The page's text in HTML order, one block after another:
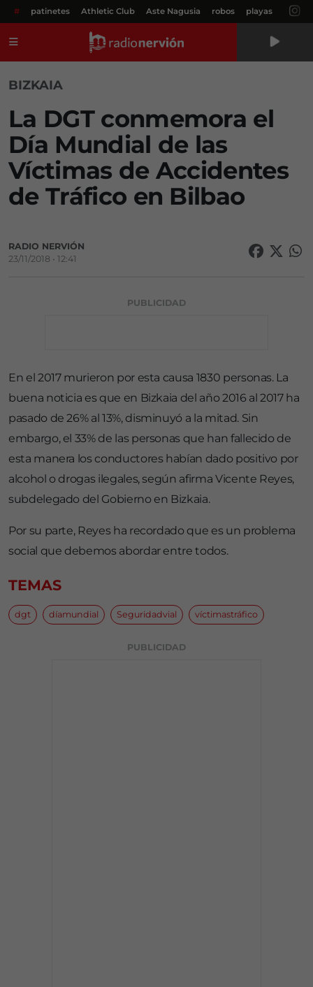
# patinetes Athletic Club Aste Nagusia robos playas
BIZKAIA
La DGT conmemora el
Día Mundial de las
Víctimas de Accidentes
de Tráfico en Bilbao
RADIO NERVIÓN
23/11/2018 • 12:41
PUBLICIDAD
En el 2017 murieron por esta causa 1830 personas. La
buena noticia es que en Bizkaia del año 2016 al 2017 ha
pasado de 26% al 13%, disminuyó a la mitad. Sin
embargo, el 33% de las personas que han fallecido de
esta manera los conductores habían dado positivo por
alcohol o drogas ilegales, según afirma Vicente Reyes,
subdelegado del Gobierno en Bizkaia.
Por su parte, Reyes ha recordado que es un problema
social que debemos abordar entre todos.
TEMAS
dgt díamundial Seguridadvial víctimastráfico
PUBLICIDAD